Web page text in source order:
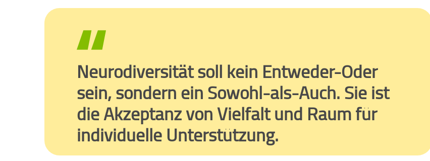
Neurodiversität soll kein Entweder-Oder
sein, sondern ein Sowohl-als-Auch. Sie ist
die Akzeptanz von Vielfalt und Raum für
individuelle Unterstützung.